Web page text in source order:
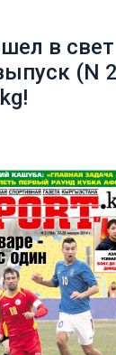
в
(N